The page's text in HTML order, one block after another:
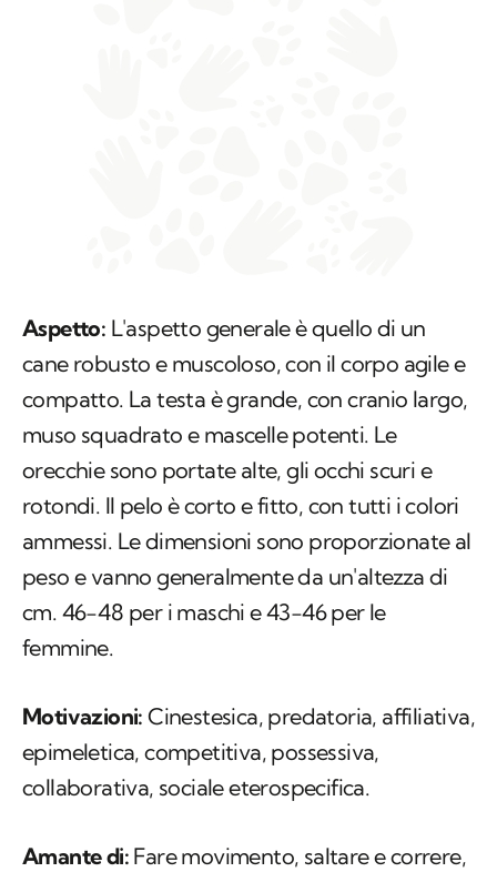
Aspetto: L'aspetto generale è quello di un
cane robusto e muscoloso, con il corpo agile e
compatto. La testa è grande, con cranio largo,
muso squadrato e mascelle potenti. Le
orecchie sono portate alte, gli occhi scuri e
rotondi. Il pelo è corto e fitto, con tutti i colori
ammessi. Le dimensioni sono proporzionate al
peso e vanno generalmente da un'altezza di
cm. 46-48 per i maschi e 43-46 per le
femmine.
Motivazioni:Cinestesica, predatoria, affiliativa,
epimeletica, competitiva, possessiva,
collaborativa, sociale eterospecifica.
Amante di: Fare movimento, saltare e correre,